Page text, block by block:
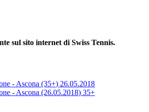
sul sito internet di Swiss Tennis.